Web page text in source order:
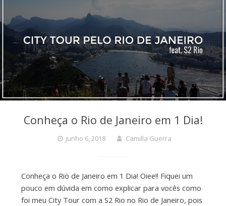
Conheça o Rio de Janeiro em 1 Dia!
junho 6, 2018 Camilla Guerra
Conheça o Rio de Janeiro em 1 Dia! Oiee!! Fiquei um
pouco em dúvida em como explicar para vocês como
foi meu City Tour com a S2 Rio no Rio de Janeiro, pois